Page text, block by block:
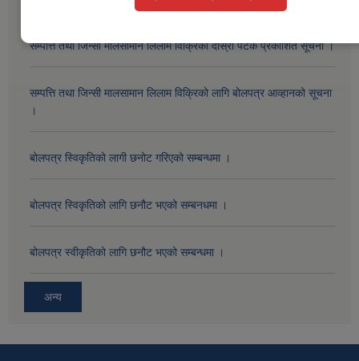
सम्पत्ति तथा जिन्सी मालसामान लिलाम विक्रिको दोस्रो पटक प्रकाशित सूचना ।
सम्पत्ति तथा जिन्सी मालसामान लिलाम विक्रिको लागि बोलपत्र आव्हानको सूचना
।
बोलपत्र स्विकृतिको लागी छनोट गरिएको सम्बन्धमा ।
बोलपत्र स्विकृतिको लागि छनौट भएको सम्बनधमा ।
बोलपत्र स्वीकृतिको लागि छनौट भएको सम्बन्धमा ।
अन्य